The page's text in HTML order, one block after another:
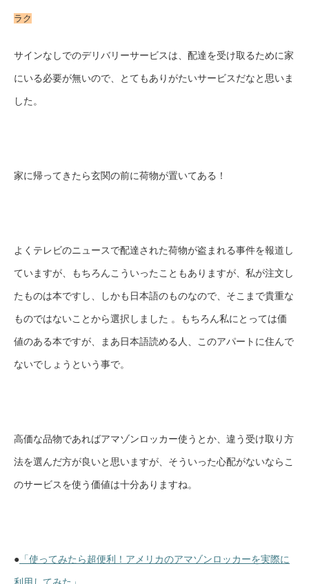
ラク
サインなしでのデリバリーサービスは、配達を受け取るために家
にいる必要が無いので、とてもありがたいサービスだなと思いま
した。
家に帰ってきたら玄関の前に荷物が置いてある！
よくテレビのニュースで配達された荷物が盗まれる事件を報道し
ていますが、もちろんこういったこともありますが、私が注文し
たものは本ですし、しかも日本語のものなので、そこまで貴重な
ものではないことから選択しました 。もちろん私にとっては価
値のある本ですが、まあ日本語読める人、このアパートに住んで
ないでしょうという事で。
高価な品物であればアマゾンロッカー使うとか、違う受け取り方
法を選んだ方が良いと思いますが、そういった心配がないならこ
のサービスを使う価値は十分ありますね。
● 「使ってみたら超便利！アメリカのアマゾンロッカーを実際に
利用してみた」